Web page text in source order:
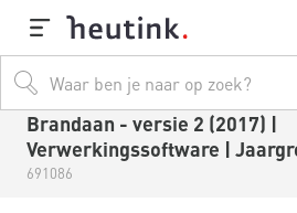
Brandaan - versie 2 (2017) |
Verwerkingssoftware |
691086